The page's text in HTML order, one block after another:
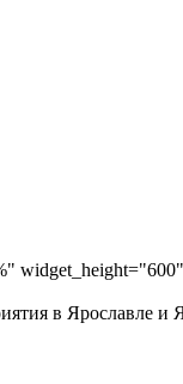
в Ярославле и